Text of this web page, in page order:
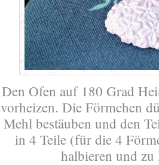
Den Ofen auf 180 Grad
vorheizen. Die Förmchen
Mehl bestäuben und den
in 4 Teile (für die 4
halbieren und